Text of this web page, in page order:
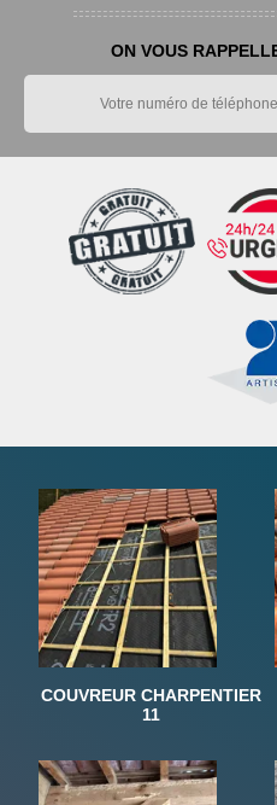
ON VOUS
COUVREUR CHARPENTIER
11